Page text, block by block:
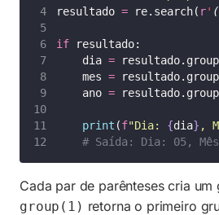
resultado = re.search( r' (
if resultado:
    dia
=
    mes
=
    ano
=
print (f"Dia: {dia} ,
# Saída: Dia: 05,
Cada par de parênteses cria
group(1) retorna o primeiro